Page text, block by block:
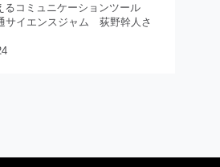
るコミュニケーションツール
サイエンスジャム 荻野幹人さ